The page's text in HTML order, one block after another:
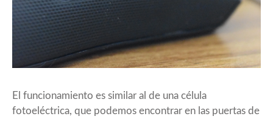
El funcionamiento es similar al de una célula
fotoeléctrica, que podemos encontrar en las puertas de